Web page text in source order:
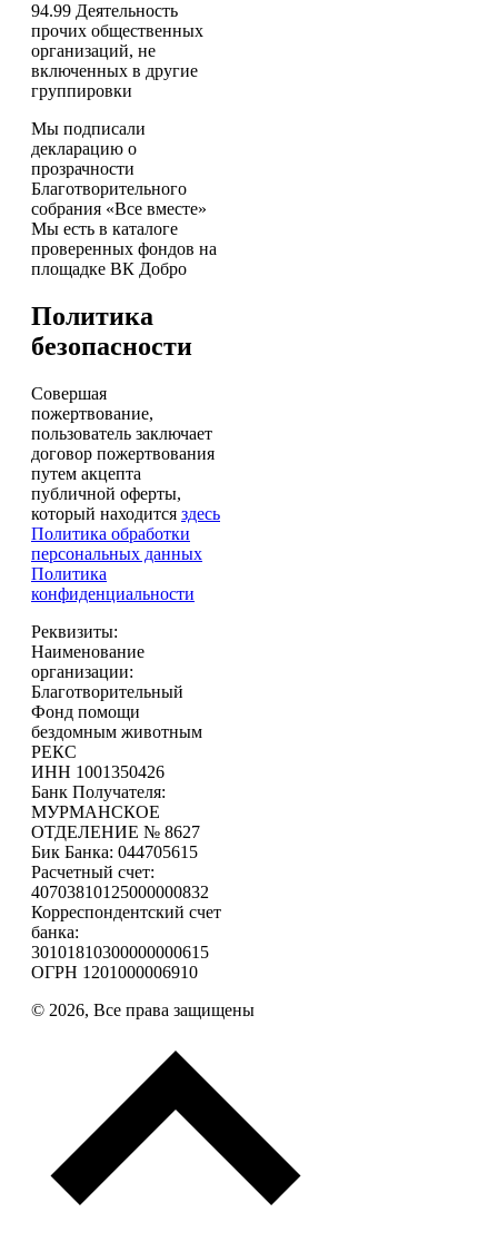
94.99 Деятельность
прочих общественных
организаций, не
включенных в другие
группировки
Мы подписали
декларацию о
прозрачности
Благотворительного
собрания «Все вместе»
Мы есть в каталоге
проверенных фондов на
площадке ВК Добро
Политика
безопасности
Совершая
пожертвование,
пользователь заключает
договор пожертвования
путем акцепта
публичной оферты,
который находится здесь
Политика обработки
персональных данных
Политика
конфиденциальности
Реквизиты:
Наименование
организации:
Благотворительный
Фонд помощи
бездомным животным
РЕКС
ИНН 1001350426
Банк Получателя:
МУРМАНСКОЕ
ОТДЕЛЕНИЕ № 8627
Бик Банка: 044705615
Расчетный счет:
40703810125000000832
Корреспондентский счет
банка:
30101810300000000615
ОГРН 1201000006910
© 2026, Все права защищены